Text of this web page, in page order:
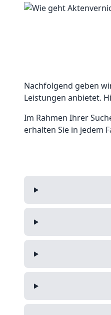
Nachfolgend geben
Leistungen anbietet.
Im Rahmen Ihrer
erhalten Sie in jedem